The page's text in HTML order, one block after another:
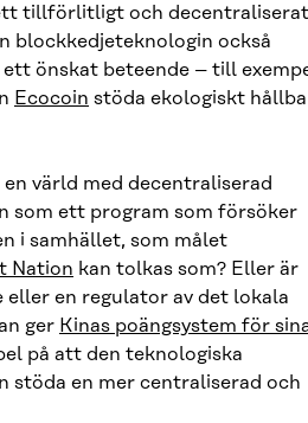
tillförlitligt och decentraliserat
blockkedjeteknologin också
önskat beteende – till
Ecocoin stöda ekologiskt
värld med decentraliserad
som ett program som försöker
i samhället, som målet
Nation kan tolkas som? Eller är
eller en regulator av det lokala
ger Kinas poängsystem för
på att den teknologiska
stöda en mer centraliserad och